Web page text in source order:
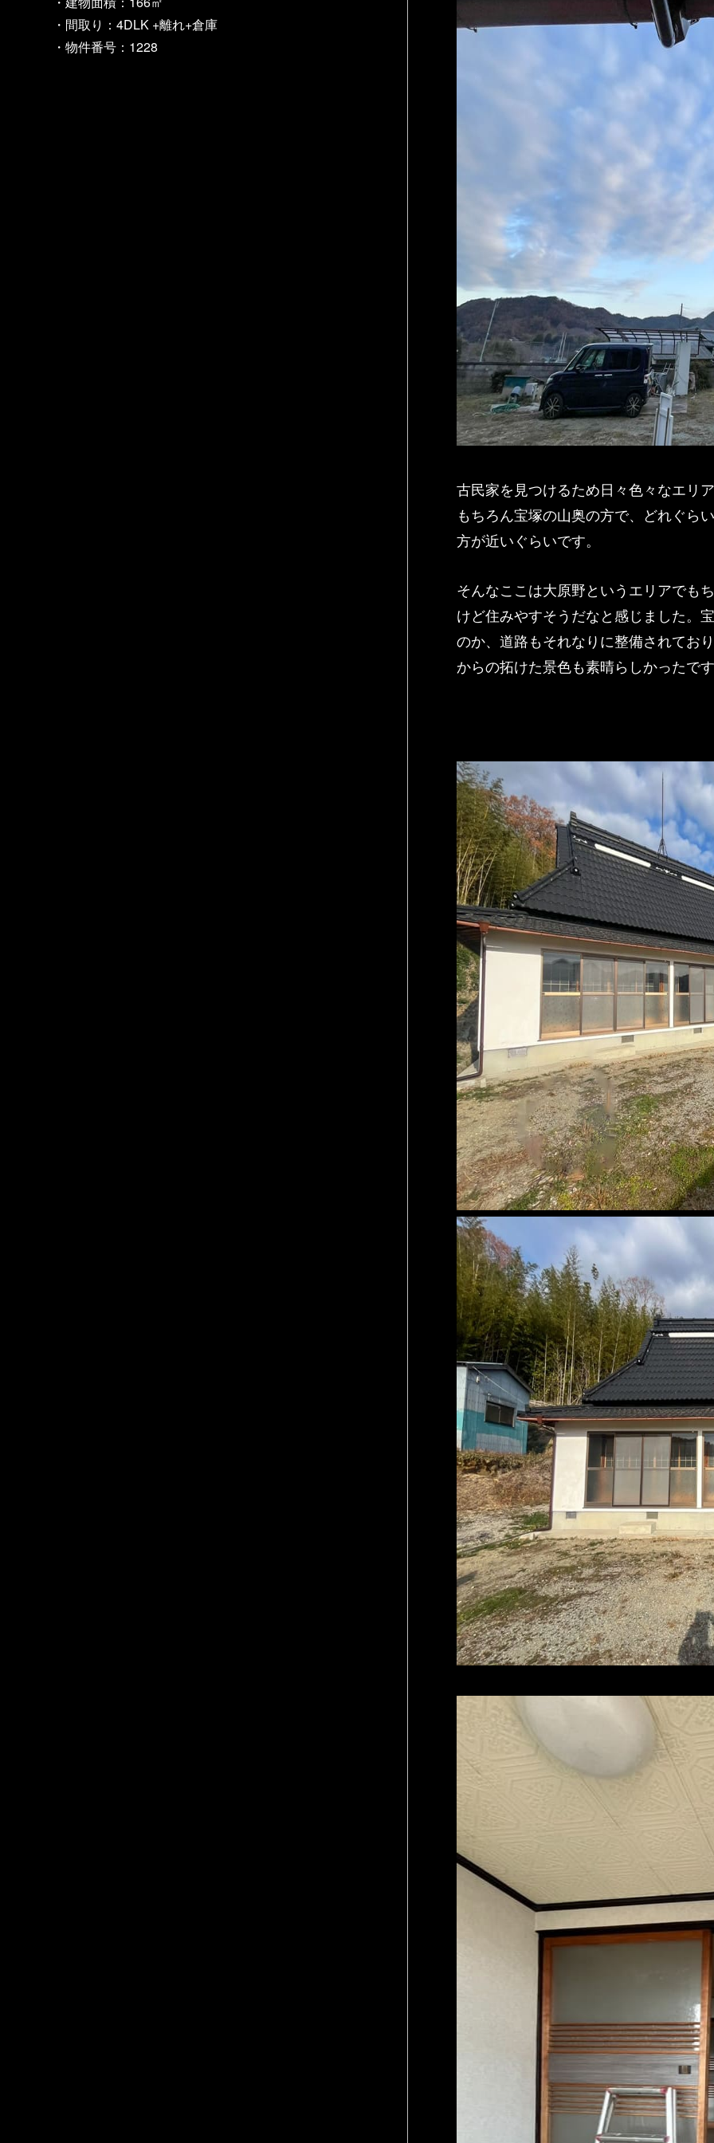
・間取り：4DLK +離れ+倉庫
・物件番号：1228
古民家を見つけるため日々色々なエリ
もちろん宝塚の山奥の方で、どれぐら
方が近いぐらいです。
そんなここは大原野というエリアでも
けど住みやすそうだなと感じました。
のか、道路もそれなりに整備されてお
からの拓けた景色も素晴らしかったで